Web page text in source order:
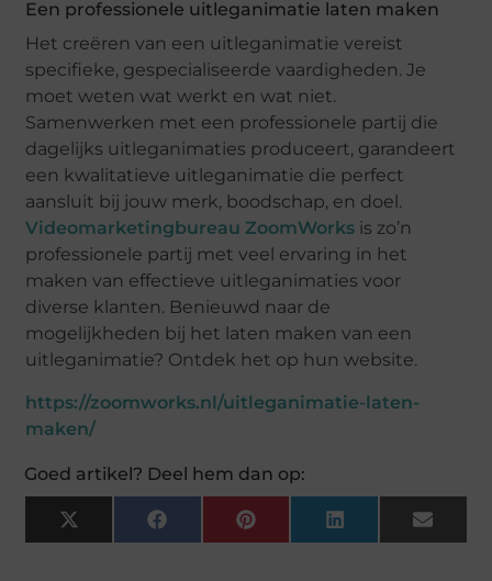
Een professionele uitleganimatie laten maken
Het creëren van een uitleganimatie vereist
specifieke, gespecialiseerde vaardigheden. Je
moet weten wat werkt en wat niet.
Samenwerken met een professionele partij die
dagelijks uitleganimaties produceert, garandeert
een kwalitatieve uitleganimatie die perfect
aansluit bij jouw merk, boodschap, en doel.
Videomarketingbureau ZoomWorks is zo’n
professionele partij met veel ervaring in het
maken van effectieve uitleganimaties voor
diverse klanten. Benieuwd naar de
mogelijkheden bij het laten maken van een
uitleganimatie? Ontdek het op hun website.
https://zoomworks.nl/uitleganimatie-laten-
maken/
Goed artikel? Deel hem dan op:
X
(Twitter)
FacebookPinterestLinkedInEmail